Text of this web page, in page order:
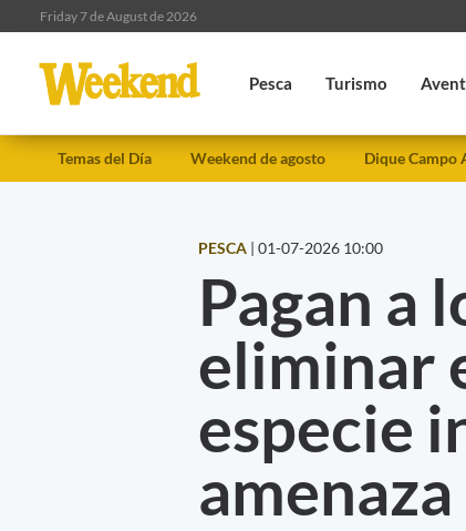
Friday 7 de August de 2026
Pesca Turismo
Temas del Día Weekend de agosto Dique Campo
PESCA | 01-07-2026 10:00
Pagan a
eliminar
especie